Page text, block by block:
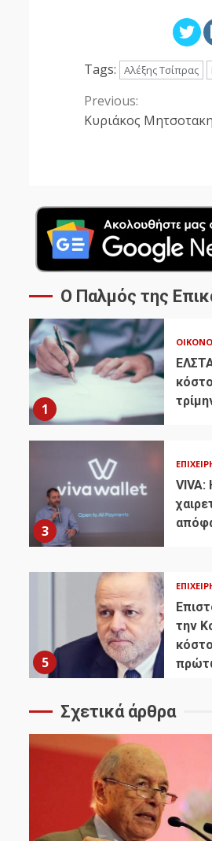
Tags: Αλέξης Τσίπρας
Continue
Previous:
Κυριάκος
Ο Παλμός της
1
3
5
την
Σχετικά άρθρα